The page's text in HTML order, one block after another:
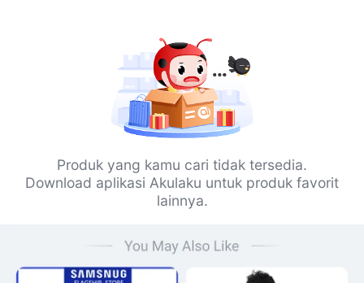
Produk yang kamu cari tidak tersedia.
Download aplikasi Akulaku untuk produk favorit
lainnya.